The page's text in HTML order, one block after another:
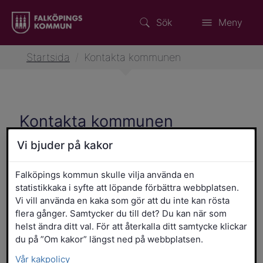
Sök Meny
Startsida Kontakta kommunen
Kontakta kommunen
Köp profilprodukter med
Falköpings platsvarumärke
Kontakta kommunens växel
Vi bjuder på kakor
Falköpings kommun skulle vilja använda en
statistikkaka i syfte att löpande förbättra webbplatsen.
Vi vill använda en kaka som gör att du inte kan rösta
flera gånger. Samtycker du till det? Du kan när som
helst ändra ditt val. För att återkalla ditt samtycke klickar
du på ”Om kakor” längst ned på webbplatsen.
Vår kakpolicy